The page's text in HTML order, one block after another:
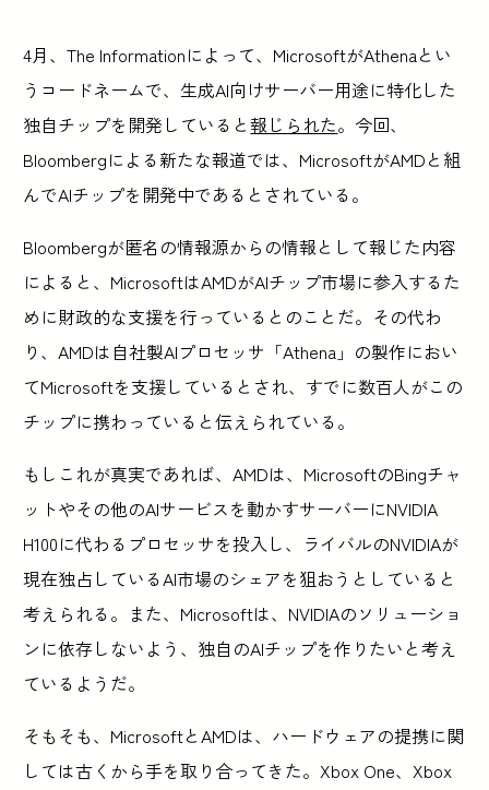
4月、The Informationによって、MicrosoftがAthenaとい
うコードネームで、生成AI向けサーバー用途に特化した
独自チップを開発していると報じられた。今回、
Bloombergによる新たな報道では、MicrosoftがAMDと組
んでAIチップを開発中であるとされている。
Bloombergが匿名の情報源からの情報として報じた内容
によると、MicrosoftはAMDがAIチップ市場に参入するた
めに財政的な支援を行っているとのことだ。その代わ
り、AMDは自社製AIプロセッサ「Athena」の製作におい
てMicrosoftを支援しているとされ、すでに数百人がこの
チップに携わっていると伝えられている。
もしこれが真実であれば、AMDは、MicrosoftのBingチャ
ットやその他のAIサービスを動かすサーバーにNVIDIA
H100に代わるプロセッサを投入し、ライバルのNVIDIAが
現在独占しているAI市場のシェアを狙おうとしていると
考えられる。また、Microsoftは、NVIDIAのソリューショ
ンに依存しないよう、独自のAIチップを作りたいと考え
ているようだ。
そもそも、MicrosoftとAMDは、ハードウェアの提携に関
しては古くから手を取り合ってきた。Xbox One、Xbox